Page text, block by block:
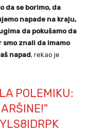
da se borimo, da
napade na kraju,
da pokušamo da
znali da imamo
napad, rekao je
POLEMIKU: